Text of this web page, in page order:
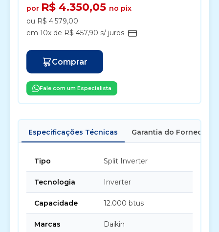
por R$ 4.350,05 no pix
ou R$ 4.579,00
em 10x de R$ 457,90 s/ juros
Comprar
Fale com um Especialista
Especificações Técnicas Garantia do Fornecedor
Tipo Split Inverter
Tecnologia Inverter
Capacidade 12.000 btus
Marcas Daikin